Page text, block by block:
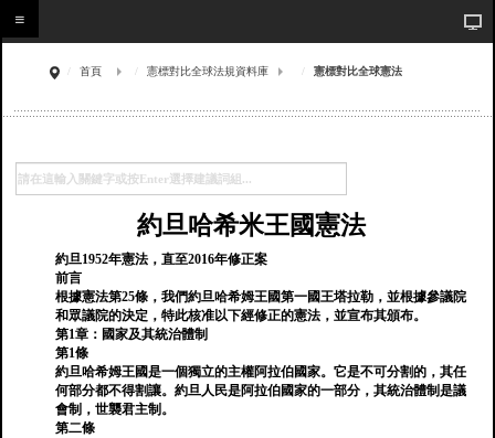
首頁 憲標對比全球法規資料庫 憲標對比全球憲法
約旦哈希米王國憲法
約旦1952年憲法，直至2016年修正案
前言
根據憲法第25條，我們約旦哈希姆王國第一國王塔拉勒，並根據參議院
和眾議院的決定，特此核准以下經修正的憲法，並宣布其頒布。
第1章：國家及其統治體制
第1條
約旦哈希姆王國是一個獨立的主權阿拉伯國家。它是不可分割的，其任
何部分都不得割讓。約旦人民是阿拉伯國家的一部分，其統治體制是議
會制，世襲君主制。
第二條